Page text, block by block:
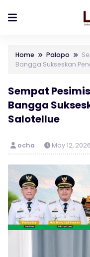
Home Palopo
Bangga Sukseskan
Sempat
Bangga
Salotellue
ocha May 12, 2026